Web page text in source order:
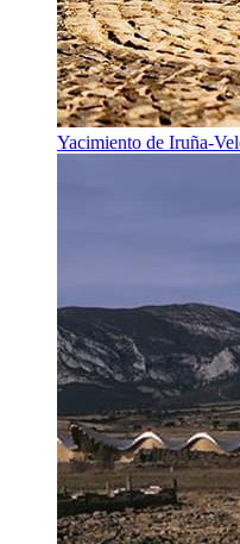
Yacimiento de Iruña-